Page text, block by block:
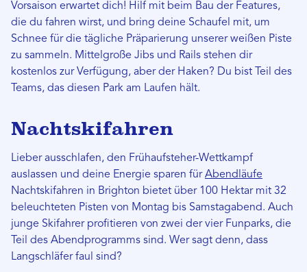
Vorsaison erwartet dich! Hilf mit beim Bau der Features,
die du fahren wirst, und bring deine Schaufel mit, um
Schnee für die tägliche Präparierung unserer weißen Piste
zu sammeln. Mittelgroße Jibs und Rails stehen dir
kostenlos zur Verfügung, aber der Haken? Du bist Teil des
Teams, das diesen Park am Laufen hält.
Nachtskifahren
Lieber ausschlafen, den Frühaufsteher-Wettkampf
auslassen und deine Energie sparen fürAbendläufe
Nachtskifahren in Brighton bietet über 100 Hektar mit 32
beleuchteten Pisten von Montag bis Samstagabend. Auch
junge Skifahrer profitieren von zwei der vier Funparks, die
Teil des Abendprogramms sind. Wer sagt denn, dass
Langschläfer faul sind?